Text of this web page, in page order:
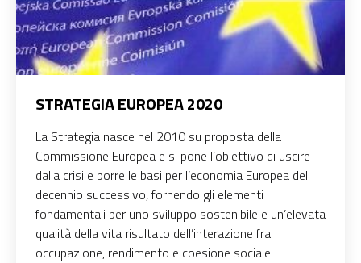
STRATEGIA EUROPEA 2020
La Strategia nasce nel 2010 su proposta della
Commissione Europea e si pone l’obiettivo di uscire
dalla crisi e porre le basi per l’economia Europea del
decennio successivo, fornendo gli elementi
fondamentali per uno sviluppo sostenibile e un’elevata
qualità della vita risultato dell’interazione fra
occupazione, rendimento e coesione sociale